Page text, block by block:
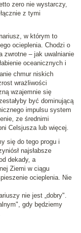
zero nie wystarczy,
z tymi
w którym to
ocieplenia. Chodzi o
zwrotne – jak uwalnianie
oceanicznych i
chmur niskich
wrażliwości
wzajemnie się
być dominującą
impulsu system
ze średnimi
Celsjusza lub więcej.
się do tego progu i
najsłabsze
dekady, a
Ziemi w ciągu
ocieplenia. Nie
nie jest „dobry".
gdy będziemy